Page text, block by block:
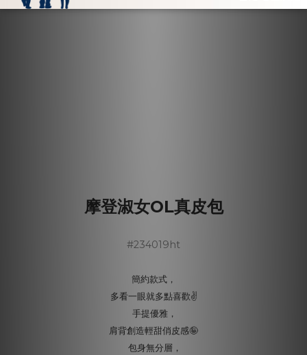
摩登淑女OL真皮包
#234019ht
簡約款式，
多看一眼就多點喜歡✌️
手提優雅，
肩背創造輕甜俏皮感🤪
包身無分層，